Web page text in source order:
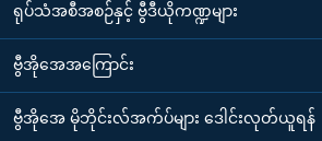
ရုပ်သံအစီအစဉ်နှင့် ဗွီဒီယိုကဏ္ဍများ
ဗွီအိုအေအကြောင်း
ဗွီအိုအေ မိုဘိုင်းလ်အက်ပ်များ ဒေါင်းလုတ်ယူရန်